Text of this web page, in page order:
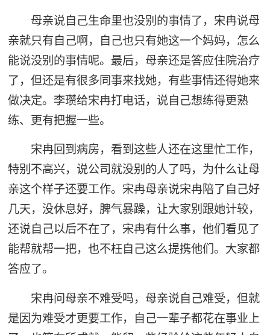
母亲说自己生命里也没别的事情了，宋冉说母
亲就只有自己啊，自己也只有她这一个妈妈，怎么
能说没别的事情呢。最后，母亲还是答应住院治疗
了，但还是有很多同事来找她，有些事情还得她来
做决定。李瓒给宋冉打电话，说自己想练得更熟
练、更有把握一些。
宋冉回到病房，看到这些人还在这里忙工作，
特别不高兴，说公司就没别的人了吗，为什么让母
亲这个样子还要工作。宋冉母亲说宋冉陪了自己好
几天，没休息好，脾气暴躁，让大家别跟她计较，
还说自己以后不在了，宋冉有什么事，他们看见了
能帮就帮一把，也不枉自己这么提携他们。大家都
答应了。
宋冉问母亲不难受吗，母亲说自己难受，但就
是因为难受才更要工作，自己一辈子都花在事业上